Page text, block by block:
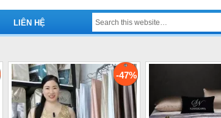
LIÊN HỆ
-47%